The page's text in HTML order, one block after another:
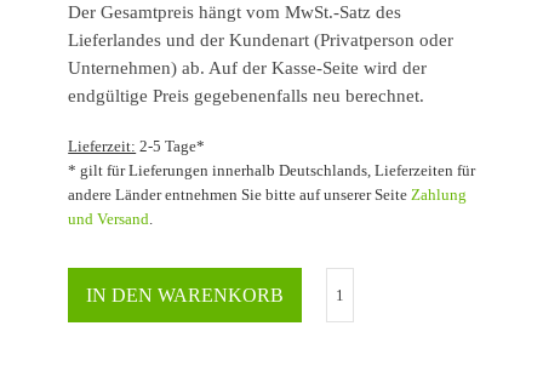
Der Gesamtpreis hängt vom MwSt.-Satz des
Lieferlandes und der Kundenart (Privatperson oder
Unternehmen) ab. Auf der Kasse-Seite wird der
endgültige Preis gegebenenfalls neu berechnet.
Lieferzeit: 2-5 Tage*
* gilt für Lieferungen innerhalb Deutschlands, Lieferzeiten für
andere Länder entnehmen Sie bitte auf unserer SeiteZahlung
und Versand.
IN DEN WARENKORB